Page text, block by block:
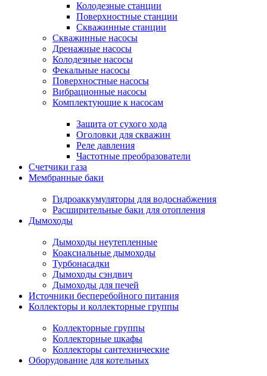
Колодезные станции
Поверхностные станции
Скважинные станции
Скважинные насосы
Дренажные насосы
Колодезные насосы
Фекальные насосы
Поверхностные насосы
Вибрационные насосы
Комплектующие к насосам
Защита от сухого хода
Оголовки для скважин
Реле давления
Частотные преобразователи
Счетчики газа
Мембранные баки
Гидроаккумуляторы для водоснабжения
Расширительные баки для отопления
Дымоходы
Дымоходы неутепленные
Коаксиальные дымоходы
Турбонасадки
Дымоходы сэндвич
Дымоходы для печей
Источники бесперебойного питания
Коллекторы и коллекторные группы
Коллекторные группы
Коллекторные шкафы
Коллекторы сантехнические
Оборудование для котельных